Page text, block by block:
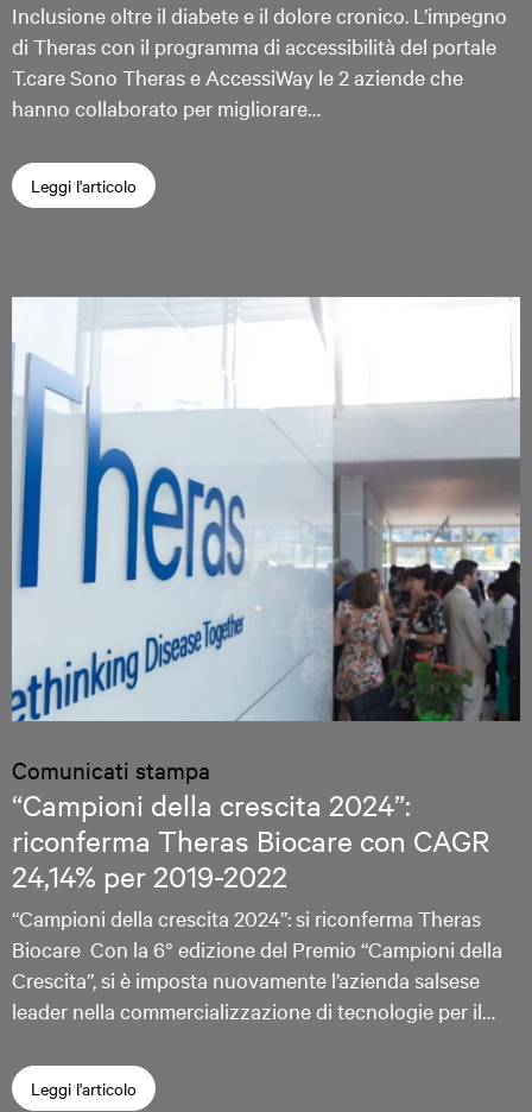
Inclusione oltre il diabete e il dolore cronico. L’impegno
di Theras con il programma di accessibilità del portale
T.care Sono Theras e AccessiWay le 2 aziende che
hanno collaborato per migliorare…
Leggi l'articolo
Comunicati stampa
“Campioni della crescita 2024”:
riconferma Theras Biocare con CAGR
24,14% per 2019-2022
“Campioni della crescita 2024”: si riconferma Theras
Biocare Con la 6° edizione del Premio “Campioni della
Crescita”, si è imposta nuovamente l’azienda salsese
leader nella commercializzazione di tecnologie per il…
Leggi l'articolo